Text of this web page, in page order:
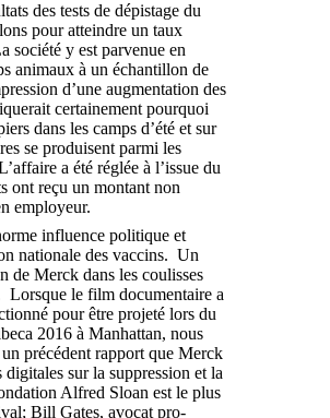
des tests de dépistage du
pour atteindre un taux
société y est parvenue en
animaux à un échantillon de
d’une augmentation des
certainement pourquoi
dans les camps d’été et sur
se produisent parmi les
a été réglée à l’issue du
ont reçu un montant non
employeur.
influence politique et
nationale des vaccins. Un
de Merck dans les coulisses
le film documentaire a
pour être projeté lors du
2016 à Manhattan, nous
précédent rapport que Merck
digitales sur la suppression et la
Alfred Sloan est le plus
Bill Gates, avocat pro-